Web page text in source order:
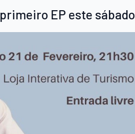
EP este sábado